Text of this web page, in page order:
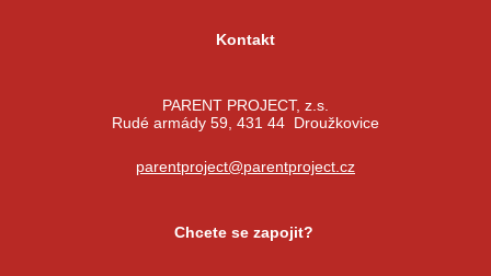
Kontakt
PARENT PROJECT, z.s.
Rudé armády 59, 431 44 Droužkovice
parentproject@parentproject.cz
Chcete se zapojit?